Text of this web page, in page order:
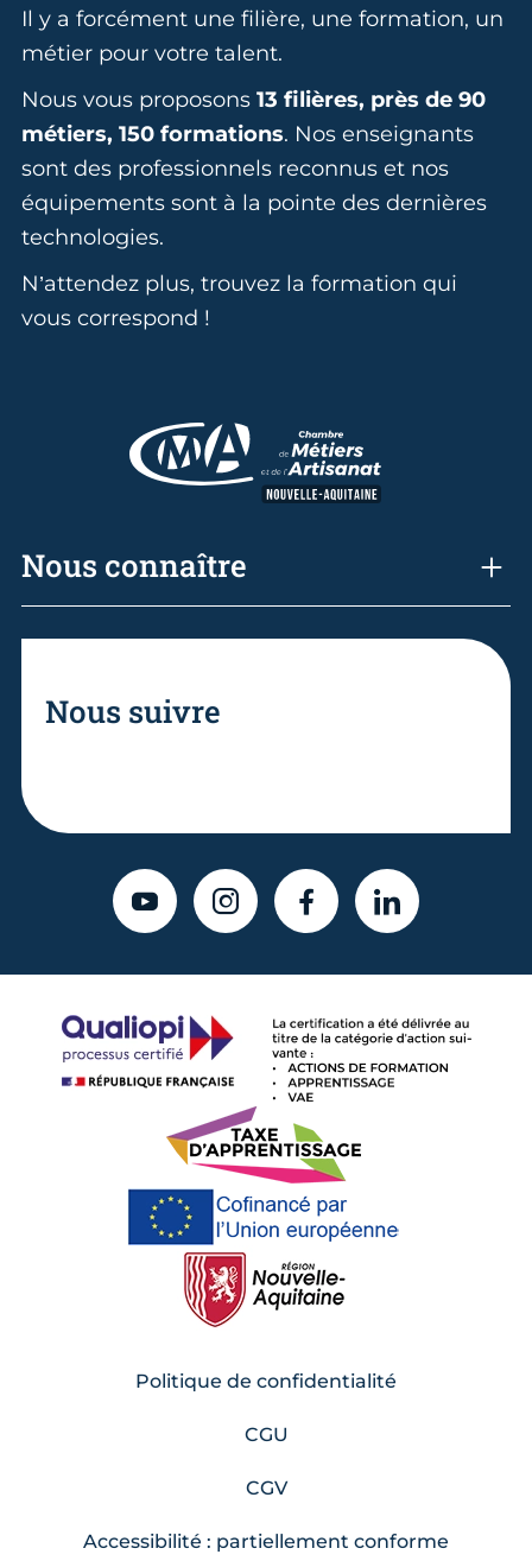
Il y a forcément une filière, une formation, un
métier pour votre talent.
Nous vous proposons 13 filières, près de 90
métiers, 150 formations. Nos enseignants
sont des professionnels reconnus et nos
équipements sont à la pointe des dernières
technologies.
N’attendez plus, trouvez la formation qui
vous correspond !
Nous connaître
Nous suivre
YOUTUBEINSTAGRAMFACEBOOKLINKEDIN
Politique de confidentialité
CGU
CGV
Accessibilité : partiellement conforme